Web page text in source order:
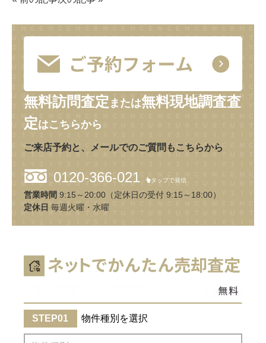
無料訪問査定 または無料現地調査査
定はこちらから
ご来店予約と、メールでのご質問もこちらから
0120-366-021 タップで発信
営業時間 9:15～20:00（定休日の受付 9:15～18:00）
定休日 毎週火曜・水曜
物件種別を選択